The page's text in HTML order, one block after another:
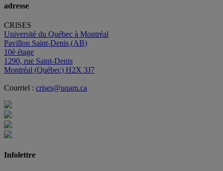
adresse
CRISES
Université du Québec à Montréal
Pavillon Saint-Denis (AB)
10è étage
1290, rue Saint-Denis
Montréal (Québec) H2X 3J7
Courriel : crises@uqam.ca
Infolettre